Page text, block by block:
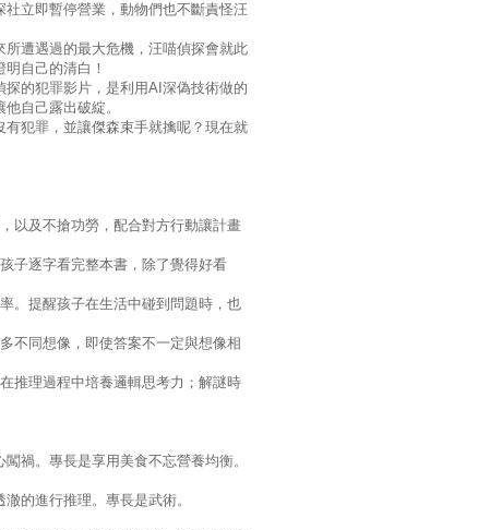
立即暫停營業，動物們也不斷責怪汪
遭遇過的最大危機，汪喵偵探會就此
自己的清白！
的犯罪影片，是利用AI深偽技術做的
自己露出破綻。
犯罪，並讓傑森束手就擒呢？現在就
以及不搶功勞，配合對方行動讓計畫
子逐字看完整本書，除了覺得好看
。提醒孩子在生活中碰到問題時，也
不同想像，即使答案不一定與想像相
推理過程中培養邏輯思考力；解謎時
禍。專長是享用美食不忘營養均衡。
的進行推理。專長是武術。